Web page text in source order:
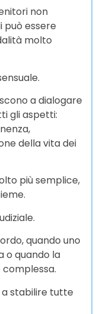
non
può essere
molto
a dialogare
gli aspetti:
della vita dei
più semplice,
quando uno
o quando la
a stabilire tutte